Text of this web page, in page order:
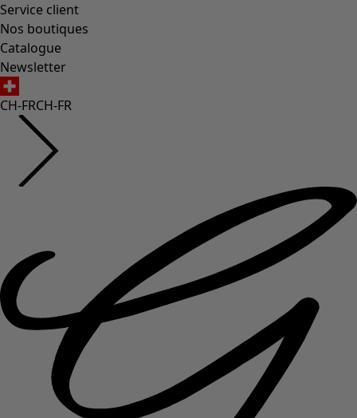
Service client
Nos boutiques
Catalogue
Newsletter
CH-FRCH-FR